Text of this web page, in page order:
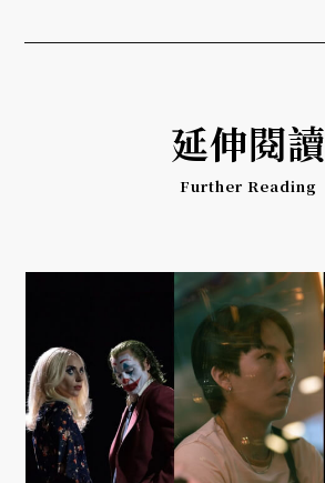
延伸閱讀
Further Reading